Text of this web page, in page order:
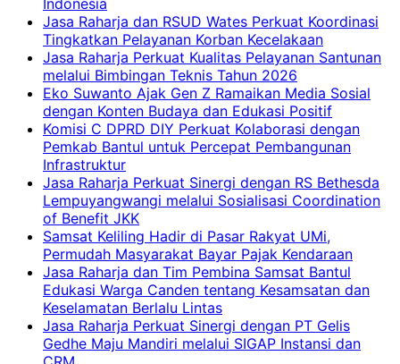
Indonesia
Jasa Raharja dan RSUD Wates Perkuat Koordinasi
Tingkatkan Pelayanan Korban Kecelakaan
Jasa Raharja Perkuat Kualitas Pelayanan Santunan
melalui Bimbingan Teknis Tahun 2026
Eko Suwanto Ajak Gen Z Ramaikan Media Sosial
dengan Konten Budaya dan Edukasi Positif
Komisi C DPRD DIY Perkuat Kolaborasi dengan
Pemkab Bantul untuk Percepat Pembangunan
Infrastruktur
Jasa Raharja Perkuat Sinergi dengan RS Bethesda
Lempuyangwangi melalui Sosialisasi Coordination
of Benefit JKK
Samsat Keliling Hadir di Pasar Rakyat UMi,
Permudah Masyarakat Bayar Pajak Kendaraan
Jasa Raharja dan Tim Pembina Samsat Bantul
Edukasi Warga Canden tentang Kesamsatan dan
Keselamatan Berlalu Lintas
Jasa Raharja Perkuat Sinergi dengan PT Gelis
Gedhe Maju Mandiri melalui SIGAP Instansi dan